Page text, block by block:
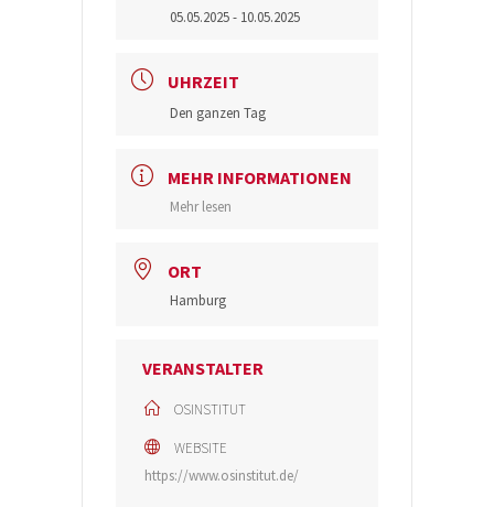
05.05.2025- 10.05.2025
UHRZEIT
Den ganzen Tag
MEHR INFORMATIONEN
Mehr lesen
ORT
Hamburg
VERANSTALTER
OSINSTITUT
WEBSITE
https://www.osinstitut.de/